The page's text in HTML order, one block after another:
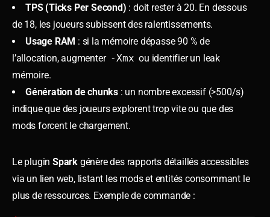
TPS (Ticks Per Second) : doit rester à 20. En dessous
de 18, les joueurs subissent des ralentissements.
Usage RAM : si la mémoire dépasse 90 % de
l’allocation, augmenter -Xmx ou identifier un leak
mémoire.
Génération de chunks : un nombre excessif (>500/s)
indique que des joueurs explorent trop vite ou que des
mods forcent le chargement.
Le plugin Spark génère des rapports détaillés accessibles
via un lien web, listant les mods et entités consommant le
plus de ressources. Exemple de commande :